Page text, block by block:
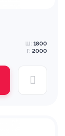
Ш: 1800
Г: 2000